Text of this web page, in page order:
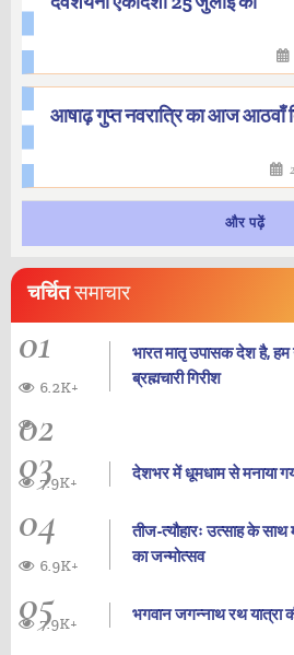
आषाढ़ गुप्त नवरात्रि का आज आठवाँ
और पढ़ें
चर्चितसमाचार
01
भारत मातृ उपासक देश है,
ब्रह्मचारी गिरीश
6.2K+
02
03 देशभर में धूमधाम से मनाया
7.9K+
04
तीज-त्यौहारः उत्साह के साथ
का जन्‍मोत्‍सव
6.9K+
05 भगवान जगन्नाथ रथ यात्रा
7.9K+